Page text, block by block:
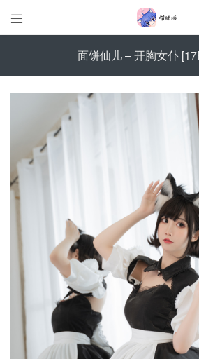

面饼仙儿 – 开胸女仆